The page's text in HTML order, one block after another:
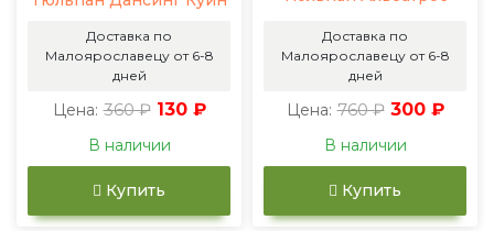
Доставка по
Малоярославецу от 6-8
дней
Цена: 360 ₽ 130 ₽
В наличии
Купить
Доставка по
Малоярославецу от 6-8
дней
Цена: 760 ₽ 300 ₽
В наличии
Купить